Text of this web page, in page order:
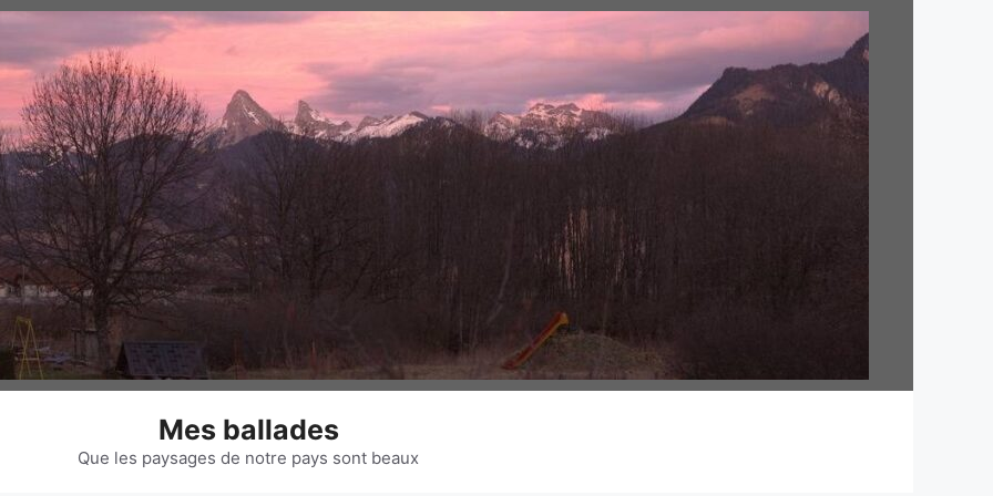
Mes ballades
Que les paysages de notre pays sont beaux